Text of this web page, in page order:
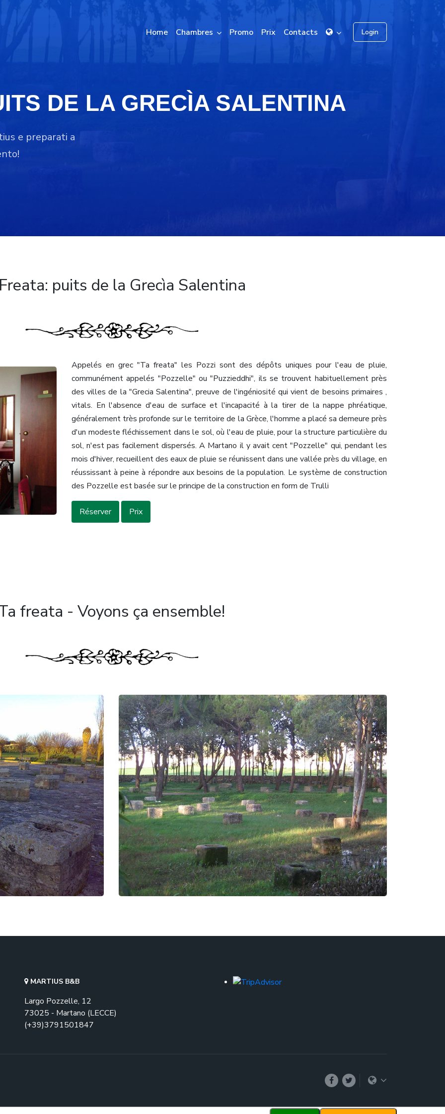
Home Chambres Promo Prix Contacts Login
DE LA GRECÌA SALENTINA
e preparati a
puits de la Grecìa Salentina
Appelés en grec "Ta freata" les Pozzi sont des dépôts uniques pour l'eau de pluie,
communément appelés "Pozzelle" ou "Puzzieddhi", ils se trouvent habituellement près
des villes de la "Grecia Salentina", preuve de l'ingéniosité qui vient de besoins primaires ,
vitals. En l'absence d'eau de surface et l'incapacité à la tirer de la nappe phréatique,
généralement très profonde sur le territoire de la Grèce, l'homme a placé sa demeure près
d'un modeste fléchissement dans le sol, où l'eau de pluie, pour la structure particulière du
sol, n'est pas facilement dispersés. A Martano il y avait cent "Pozzelle" qui, pendant les
mois d'hiver, recueillent des eaux de pluie se réunissent dans une vallée près du village, en
réussissant à peine à répondre aux besoins de la population. Le système de construction
des Pozzelle est basée sur le principe de la construction en form de Trulli
Réserver Prix
freata - Voyons ça ensemble!
MARTIUS B&B
Largo Pozzelle, 12
73025 - Martano (LECCE)
(+39)3791501847